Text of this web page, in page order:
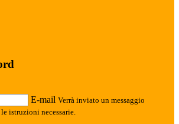
E-mail Verrà inviato un messaggio
istruzioni necessarie.